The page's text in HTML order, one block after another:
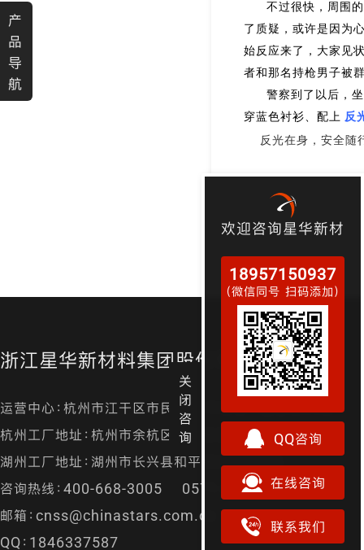
不过很快，周围
了质疑， 或许是因为
始反应来了，大家 见
者和那名持枪男子被
警察到了以后，
穿蓝色衬衫、配上 反
反光在身，安全
浙江星华新材料集团股份有限公司
运营中心：杭州市江干区市民街98号尊宝大厦金尊24层
杭州工厂地址：杭州市余杭区径山镇漕桥村凤凰山
湖州工厂地址：湖州市长兴县和平镇城南开发区
咨询热线：400-668-3005 0571-87157829
邮箱：cnss@chinastars.com.cn
QQ：1846337587
产
品
导
航
关
闭
咨
询
欢迎咨询星华新材
18957150937
（微信同号 扫码添加）
QQ咨询
在线咨询
联系我们